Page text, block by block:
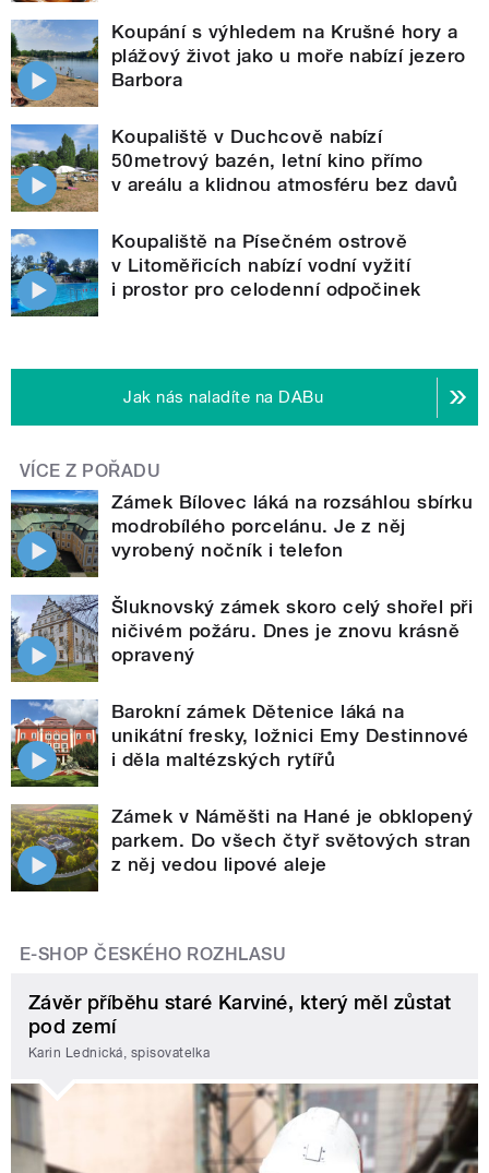
Koupání s výhledem na Krušné hory a
plážový život jako u moře nabízí jezero
Barbora
Koupaliště v Duchcově nabízí
50metrový bazén, letní kino přímo
v areálu a klidnou atmosféru bez davů
Koupaliště na Písečném ostrově
v Litoměřicích nabízí vodní vyžití
i prostor pro celodenní odpočinek
Jak nás naladíte na DABu
VÍCE Z POŘADU
Zámek Bílovec láká na rozsáhlou sbírku
modrobílého porcelánu. Je z něj
vyrobený nočník i telefon
Šluknovský zámek skoro celý shořel při
ničivém požáru. Dnes je znovu krásně
opravený
Barokní zámek Dětenice láká na
unikátní fresky, ložnici Emy Destinnové
i děla maltézských rytířů
Zámek v Náměšti na Hané je obklopený
parkem. Do všech čtyř světových stran
z něj vedou lipové aleje
E-SHOP ČESKÉHO ROZHLASU
Závěr příběhu staré Karviné, který měl zůstat
pod zemí
Karin Lednická, spisovatelka